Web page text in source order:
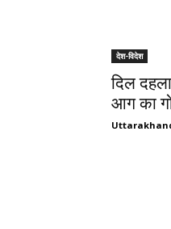
देश-विदेश
दिल
आग का